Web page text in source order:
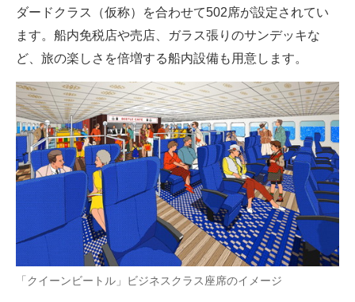
ダードクラス（仮称）を合わせて502席が設定されてい
ます。船内免税店や売店、ガラス張りのサンデッキな
ど、旅の楽しさを倍増する船内設備も用意します。
「クイーンビートル」ビジネスクラス座席のイメージ